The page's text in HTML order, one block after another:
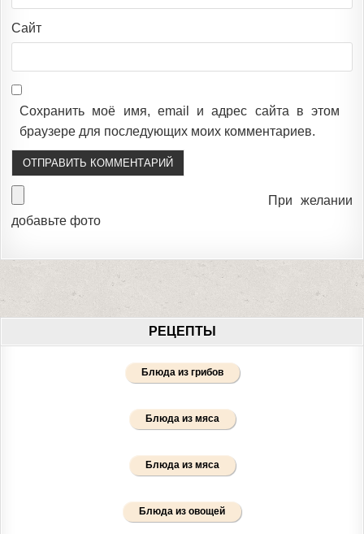
Сайт
Сохранить моё имя, email и адрес сайта в этом
браузере для последующих моих комментариев.
При желании
добавьте фото
РЕЦЕПТЫ
Блюда из грибов
Блюда из мяса
Блюда из мяса
Блюда из овощей